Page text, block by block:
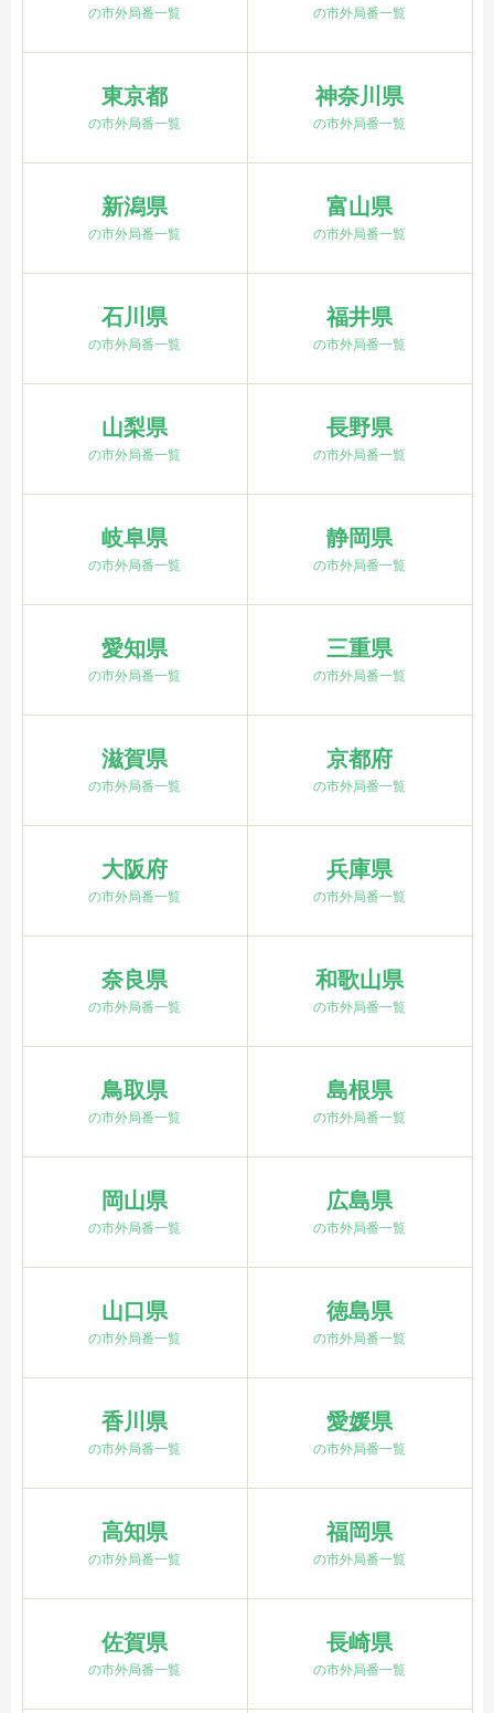
の市外局番一覧 の市外局番一覧
東京都
の市外局番一覧
神奈川県
の市外局番一覧
新潟県
の市外局番一覧
富山県
の市外局番一覧
石川県
の市外局番一覧
福井県
の市外局番一覧
山梨県
の市外局番一覧
長野県
の市外局番一覧
岐阜県
の市外局番一覧
静岡県
の市外局番一覧
愛知県
の市外局番一覧
三重県
の市外局番一覧
滋賀県
の市外局番一覧
京都府
の市外局番一覧
大阪府
の市外局番一覧
兵庫県
の市外局番一覧
奈良県
の市外局番一覧
和歌山県
の市外局番一覧
鳥取県
の市外局番一覧
島根県
の市外局番一覧
岡山県
の市外局番一覧
広島県
の市外局番一覧
山口県
の市外局番一覧
徳島県
の市外局番一覧
香川県
の市外局番一覧
愛媛県
の市外局番一覧
高知県
の市外局番一覧
福岡県
の市外局番一覧
佐賀県
の市外局番一覧
長崎県
の市外局番一覧